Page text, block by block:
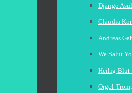
Django Asül
Claudia
Andreas
We Salut
Heilig-Blut-
Orgel-